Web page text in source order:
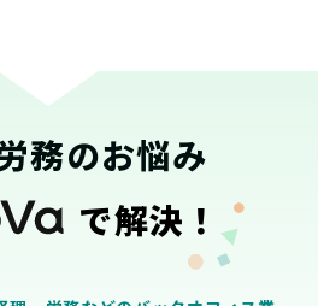
務のお悩み
で解決！